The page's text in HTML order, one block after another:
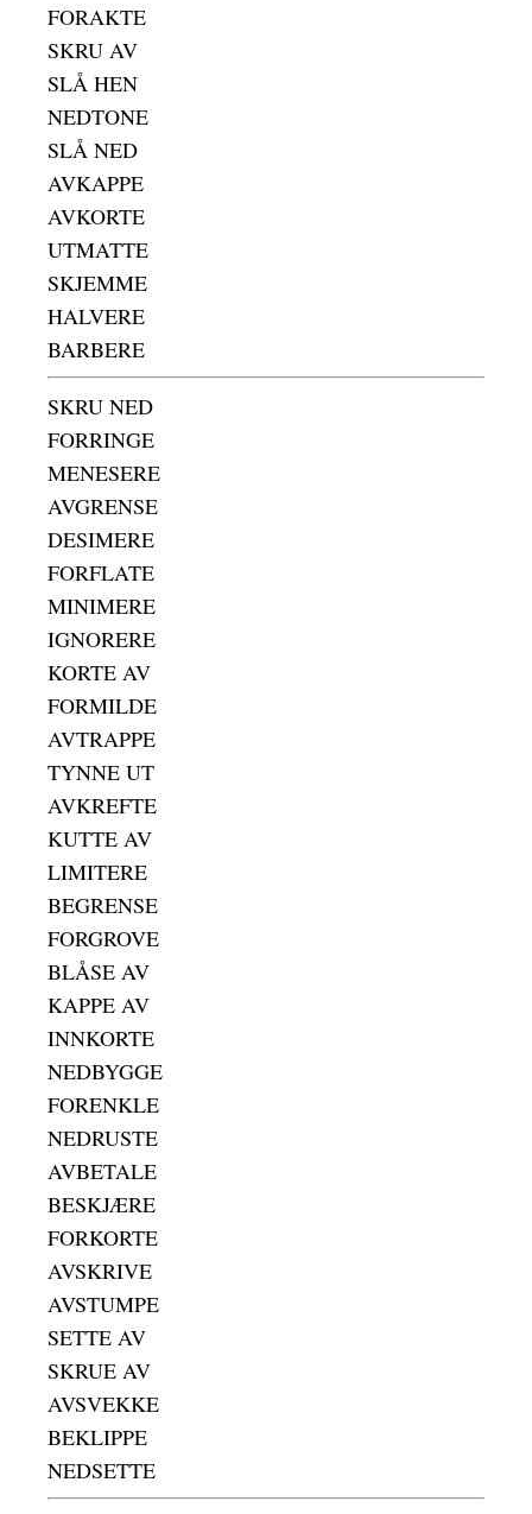
FORAKTE
SKRU AV
SLÅ HEN
NEDTONE
SLÅ NED
AVKAPPE
AVKORTE
UTMATTE
SKJEMME
HALVERE
BARBERE
SKRU NED
FORRINGE
MENESERE
AVGRENSE
DESIMERE
FORFLATE
MINIMERE
IGNORERE
KORTE AV
FORMILDE
AVTRAPPE
TYNNE UT
AVKREFTE
KUTTE AV
LIMITERE
BEGRENSE
FORGROVE
BLÅSE AV
KAPPE AV
INNKORTE
NEDBYGGE
FORENKLE
NEDRUSTE
AVBETALE
BESKJÆRE
FORKORTE
AVSKRIVE
AVSTUMPE
SETTE AV
SKRUE AV
AVSVEKKE
BEKLIPPE
NEDSETTE